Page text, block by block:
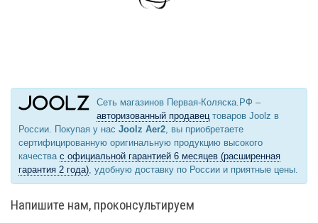
Сеть магазинов Первая-Коляска.РФ –
авторизованный продавецтоваров Joolz в
России. Покупая у нас Joolz Aer2, вы приобретаете
сертифицированную оригинальную продукцию высокого
качества с официальной гарантией 6 месяцев (расширенная
гарантия 2 года), удобную доставку по России и приятные цены.
Напишите нам, проконсультируем